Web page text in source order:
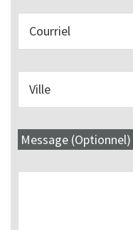
Message (Optionnel)